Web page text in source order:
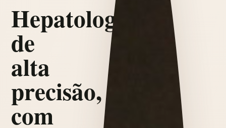
Hepatologia
de
alta
precisão,
com